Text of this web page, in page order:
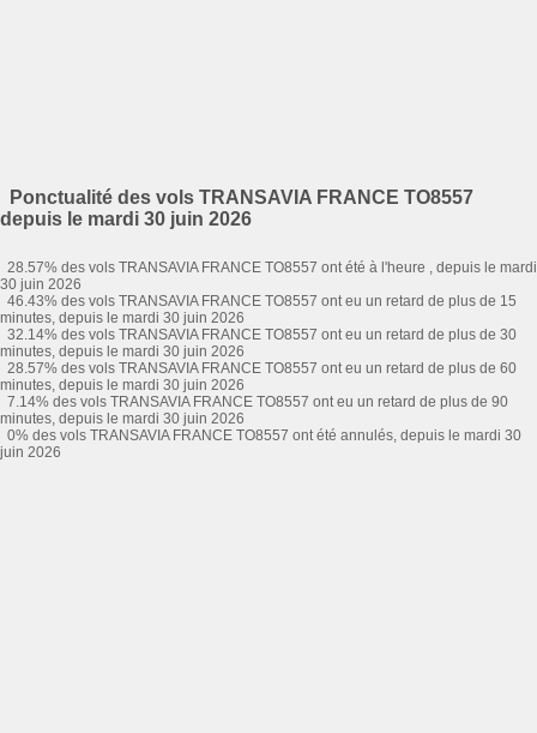
Ponctualité des vols TRANSAVIA FRANCE TO8557
depuis le mardi 30 juin 2026
28.57% des vols TRANSAVIA FRANCE TO8557 ont été à l'heure , depuis le mardi
30 juin 2026
46.43% des vols TRANSAVIA FRANCE TO8557 ont eu un retard de plus de 15
minutes, depuis le mardi 30 juin 2026
32.14% des vols TRANSAVIA FRANCE TO8557 ont eu un retard de plus de 30
minutes, depuis le mardi 30 juin 2026
28.57% des vols TRANSAVIA FRANCE TO8557 ont eu un retard de plus de 60
minutes, depuis le mardi 30 juin 2026
7.14% des vols TRANSAVIA FRANCE TO8557 ont eu un retard de plus de 90
minutes, depuis le mardi 30 juin 2026
0% des vols TRANSAVIA FRANCE TO8557 ont été annulés, depuis le mardi 30
juin 2026